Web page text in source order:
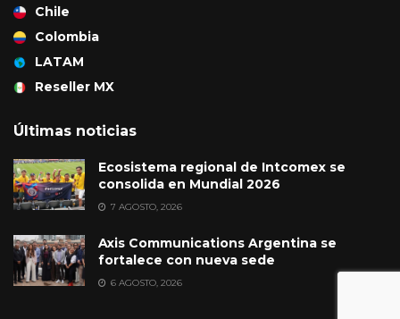
Chile
Colombia
LATAM
Reseller MX
Últimas noticias
Ecosistema regional de Intcomex se
consolida en Mundial 2026
7 AGOSTO, 2026
Axis Communications Argentina se
fortalece con nueva sede
6 AGOSTO, 2026